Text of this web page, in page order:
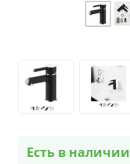
Есть в наличии